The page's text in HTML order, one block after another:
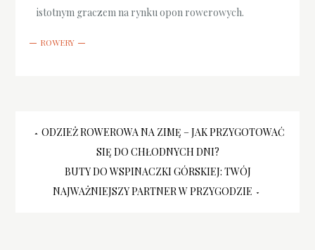
istotnym graczem na rynku opon rowerowych.
ROWERY
Nawigacja
wpisu
ODZIEŻ ROWEROWA NA ZIMĘ – JAK PRZYGOTOWAĆ
SIĘ DO CHŁODNYCH DNI?
BUTY DO WSPINACZKI GÓRSKIEJ: TWÓJ
NAJWAŻNIEJSZY PARTNER W PRZYGODZIE